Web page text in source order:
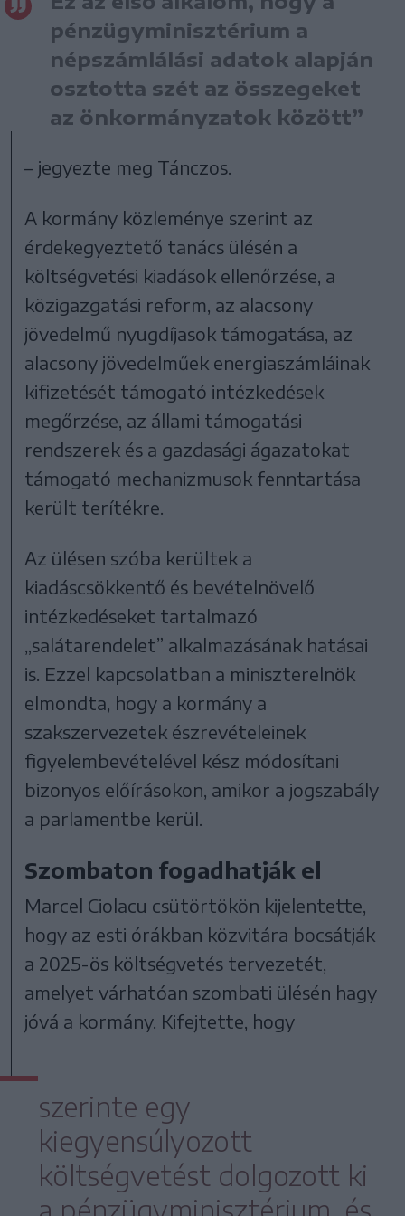
pénzügyminisztérium a
népszámlálási adatok alapján
osztotta szét az összegeket
az önkormányzatok között”
– jegyezte meg Tánczos.
A kormány közleménye szerint az
érdekegyeztető tanács ülésén a
költségvetési kiadások ellenőrzése, a
közigazgatási reform, az alacsony
jövedelmű nyugdíjasok támogatása, az
alacsony jövedelműek energiaszámláinak
kifizetését támogató intézkedések
megőrzése, az állami támogatási
rendszerek és a gazdasági ágazatokat
támogató mechanizmusok fenntartása
került terítékre.
Az ülésen szóba kerültek a
kiadáscsökkentő és bevételnövelő
intézkedéseket tartalmazó
„salátarendelet” alkalmazásának hatásai
is. Ezzel kapcsolatban a miniszterelnök
elmondta, hogy a kormány a
szakszervezetek észrevételeinek
figyelembevételével kész módosítani
bizonyos előírásokon, amikor a jogszabály
a parlamentbe kerül.
Szombaton fogadhatják el
Marcel Ciolacu csütörtökön kijelentette,
hogy az esti órákban közvitára bocsátják
a 2025-ös költségvetés tervezetét,
amelyet várhatóan szombati ülésén hagy
jóvá a kormány. Kifejtette, hogy
szerinte egy
kiegyensúlyozott
költségvetést dolgozott ki